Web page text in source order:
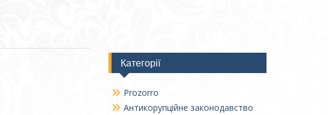
Категорії
Prozorro
Антикорупційне законодавство